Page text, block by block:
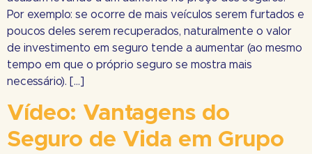
Por exemplo: se ocorre de mais veículos serem furtados e
poucos deles serem recuperados, naturalmente o valor
de investimento em seguro tende a aumentar (ao mesmo
tempo em que o próprio seguro se mostra mais
necessário). […]
Vídeo: Vantagens do
Seguro de Vida em Grupo